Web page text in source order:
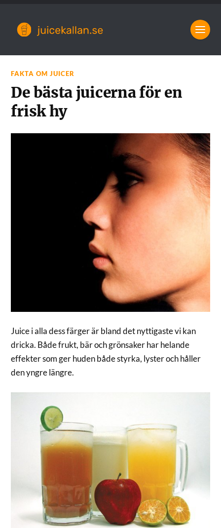
FAKTA OM JUICER
De bästa juicerna för en
frisk hy
Juice i alla dess färger är bland det nyttigaste vi kan
dricka. Både frukt, bär och grönsaker har helande
effekter som ger huden både styrka, lyster och håller
den yngre längre.